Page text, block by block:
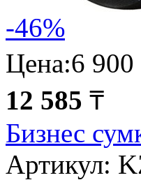
-46%
Цена:6 900
12 585 ₸
Бизнес
Артикул: